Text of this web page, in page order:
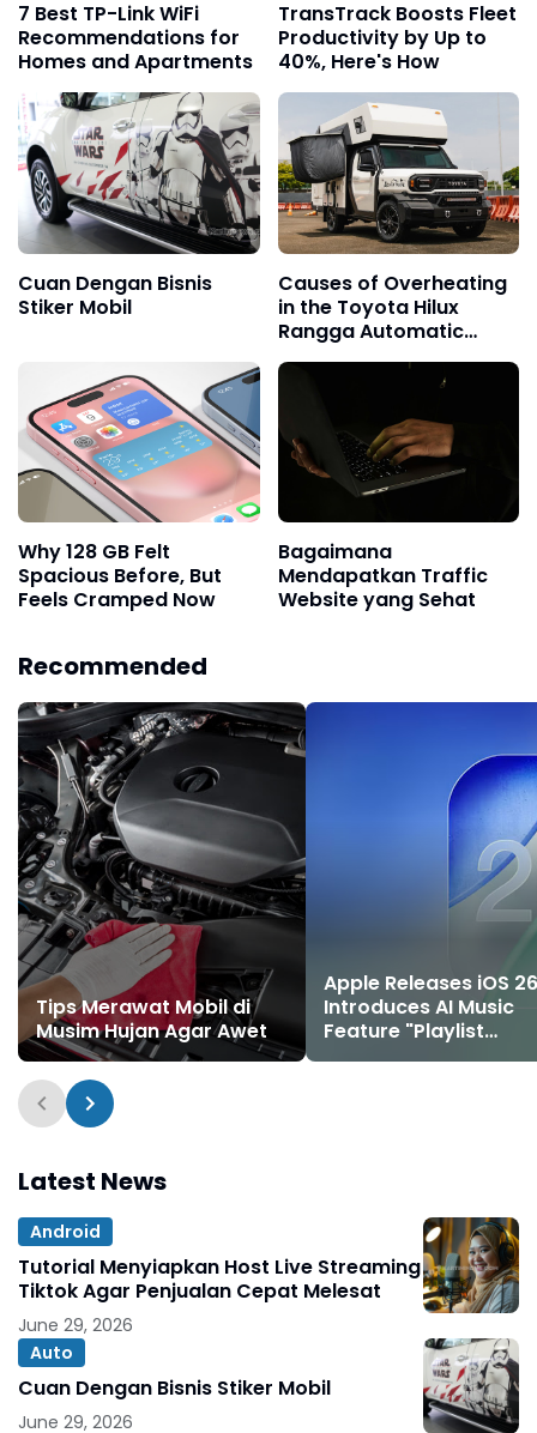
7 Best TP-Link WiFi
Recommendations for
Homes and Apartments
TransTrack Boosts Fleet
Productivity by Up to
40%, Here's How
Cuan Dengan Bisnis
Stiker Mobil
Causes of Overheating
in the Toyota Hilux
Rangga Automatic
Transmission
Why 128 GB Felt
Spacious Before, But
Feels Cramped Now
Bagaimana
Mendapatkan Traffic
Website yang Sehat
Recommended
Tips Merawat Mobil di
Musim Hujan Agar Awet
Apple Releases iOS
Introduces AI Music
Feature "Playlist
Playground" and 8
Latest News
Android
Tutorial Menyiapkan Host Live Streaming
Tiktok Agar Penjualan Cepat Melesat
June 29, 2026
Auto
Cuan Dengan Bisnis Stiker Mobil
June 29, 2026